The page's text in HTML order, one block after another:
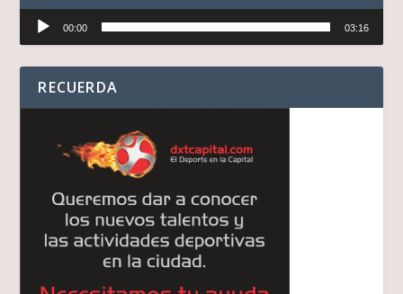
Reproductor
audio
00:00 03:16
RECUERDA